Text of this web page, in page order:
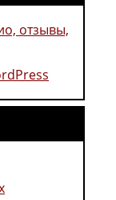
отзывы,